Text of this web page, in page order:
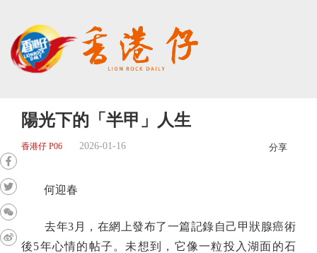
陽光下的「半甲」人生
香港仔 P06 2026-01-16 分享
何迎春
去年3月，在網上發布了一篇記錄自己甲狀腺癌術
後5年心情的帖子。未想到，它像一粒投入湖面的石